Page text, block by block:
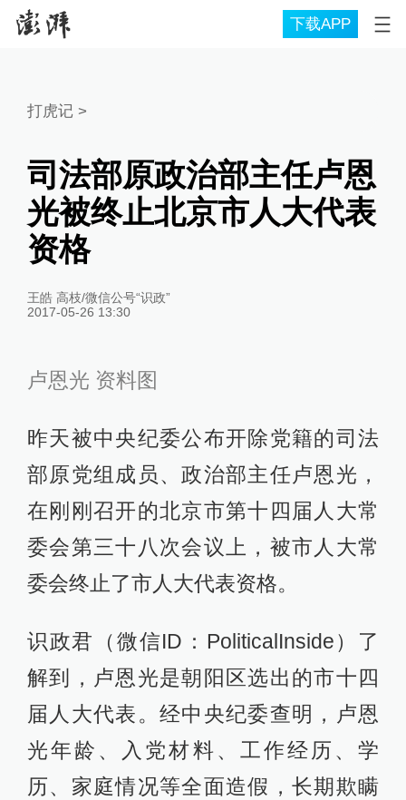
下载APP
打虎记>
司法部原政治部主任卢恩
光被终止北京市人大代表
资格
王皓 高枝/微信公号“识政”
2017-05-26 13:30
卢恩光 资料图
昨天被中央纪委公布开除党籍的司法
部原党组成员、政治部主任卢恩光，
在刚刚召开的北京市第十四届人大常
委会第三十八次会议上，被市人大常
委会终止了市人大代表资格。
识政君（微信ID：PoliticalInside）了
解到，卢恩光是朝阳区选出的市十四
届人大代表。经中央纪委查明，卢恩
光年龄、入党材料、工作经历、学
历、家庭情况等全面造假，长期欺瞒